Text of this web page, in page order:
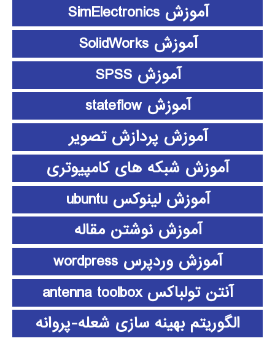
آموزش SimElectronics
آموزش SolidWorks
آموزش SPSS
آموزش stateflow
آموزش پردازش تصویر
آموزش شبکه های کامپیوتری
آموزش لینوکس ubuntu
آموزش نوشتن مقاله
آموزش وردپرس wordpress
آنتن تولباکس antenna toolbox
الگوریتم بهینه سازی شعله-پروانه